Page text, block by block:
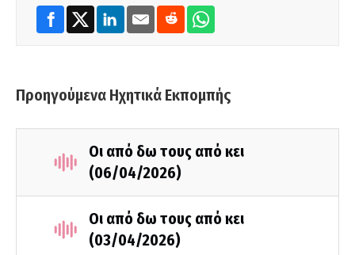
Προηγούμενα Ηχητικά Εκπομπής
Οι από δω τους από κει
(06/04/2026)
Οι από δω τους από κει
(03/04/2026)